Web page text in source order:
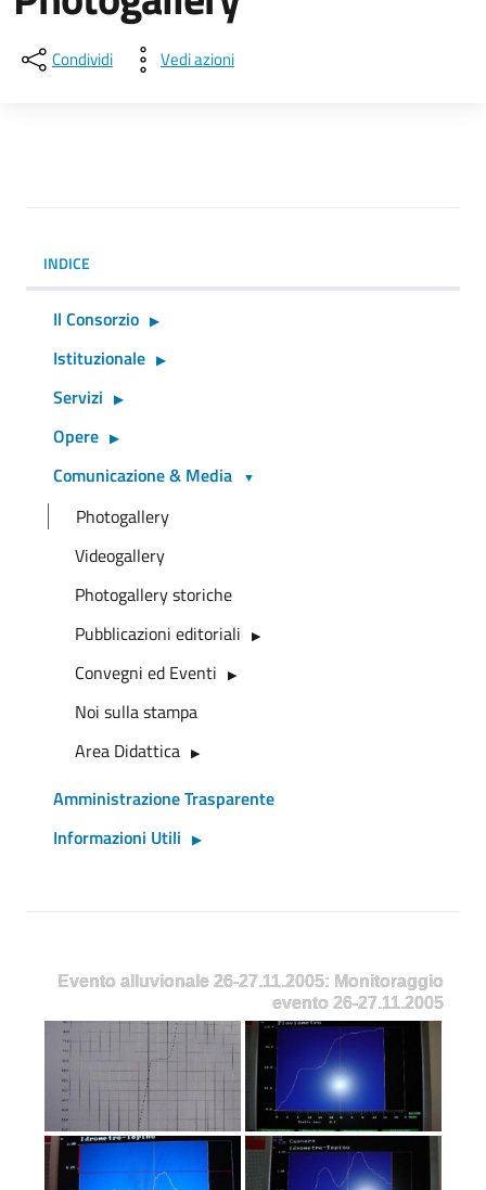
Condividi Vedi azioni
INDICE
Il Consorzio
Istituzionale
Servizi
Opere
Comunicazione & Media
Photogallery
Videogallery
Photogallery storiche
Pubblicazioni editoriali
Convegni ed Eventi
Noi sulla stampa
Area Didattica
Amministrazione Trasparente
Informazioni Utili
Evento alluvionale 26-27.11.2005: Monitoraggio
evento 26-27.11.2005